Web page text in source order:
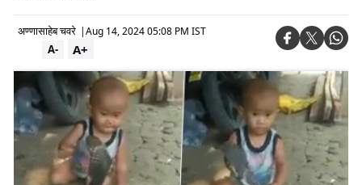
अण्णासाहेब चवरे |Aug 14, 2024 05:08 PM IST
A+
A-